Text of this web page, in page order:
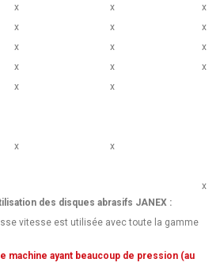
x x
x
x x
x
x x
x
x x
x
x
x
x
x
x
des disques abrasifs JANEX :
vitesse est utilisée avec toute la gamme
machine ayant beaucoup de pression (au